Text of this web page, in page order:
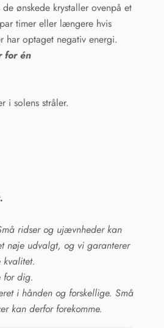
ønskede krystaller ovenpå et
timer eller længere hvis
har optaget negativ energi.
for én
i solens stråler.
ridser og ujævnheder kan
nøje udvalgt, og vi garanterer
for dig.
i hånden og forskellige. Små
kan derfor forekomme.